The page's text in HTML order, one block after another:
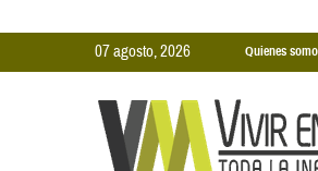
07 agosto, 2026 Quienes